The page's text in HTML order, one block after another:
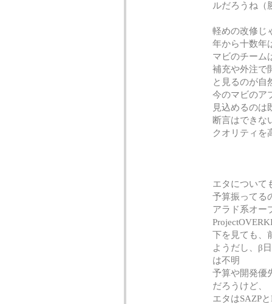
ルだろうね（
軽めの改修じ
年から十数年
マビのチーム
補充や外注で
と見るのが自
今のマビのア
見込めるのは
断言はできな
クオリティを
エタについて
予算振ってる
アラド系オー
下を見ても、
ようだし、β
は不明
予算や開発優
だろうけど、
エタはSAZP